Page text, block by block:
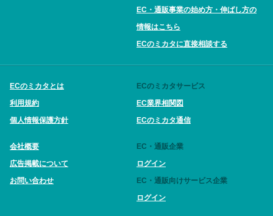
EC・通販事業の始め方・伸ばし方の
情報はこちら
ECのミカタに直接相談する
ECのミカタとは
利用規約
個人情報保護方針
会社概要
広告掲載について
お問い合わせ
ECのミカタサービス
EC業界相関図
ECのミカタ通信
EC・通販企業
ログイン
EC・通販向けサービス企業
ログイン